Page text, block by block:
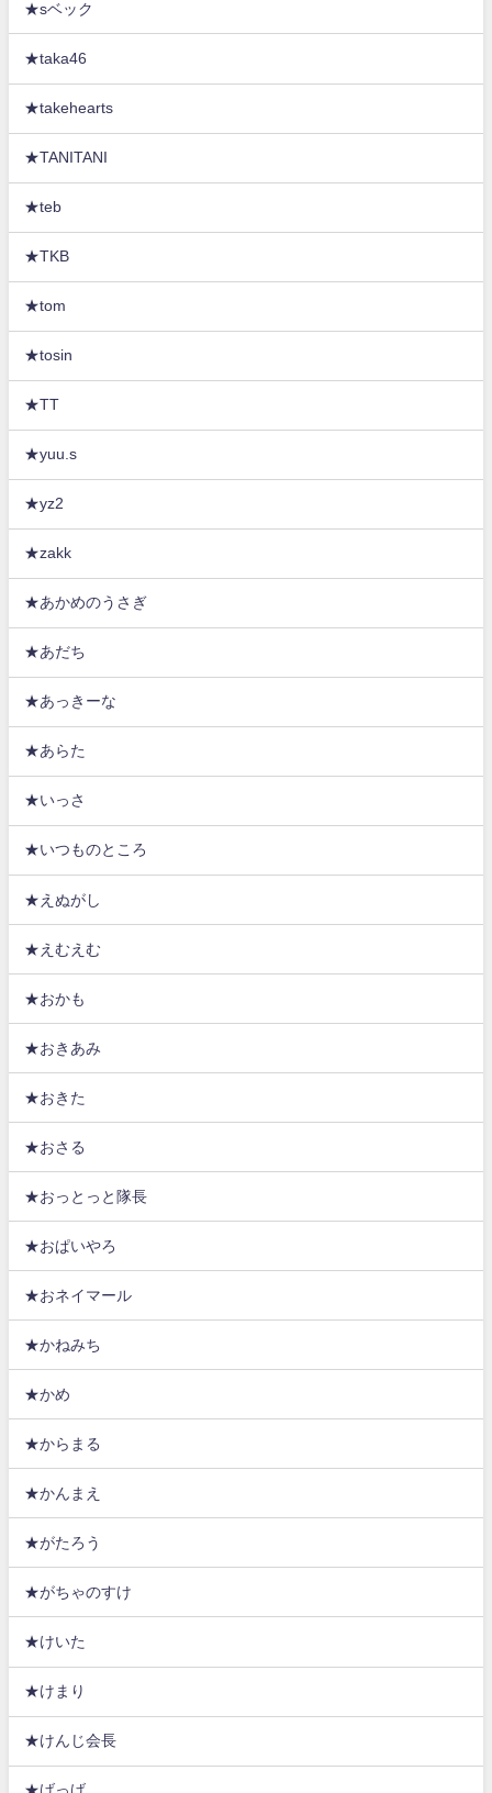
★sベック
★taka46
★takehearts
★TANITANI
★teb
★TKB
★tom
★tosin
★TT
★yuu.s
★yz2
★zakk
★あかめのうさぎ
★あだち
★あっきーな
★あらた
★いっさ
★いつものところ
★えぬがし
★えむえむ
★おかも
★おきあみ
★おきた
★おさる
★おっとっと隊長
★おぱいやろ
★おネイマール
★かねみち
★かめ
★からまる
★かんまえ
★がたろう
★がちゃのすけ
★けいた
★けまり
★けんじ会長
★げっげ